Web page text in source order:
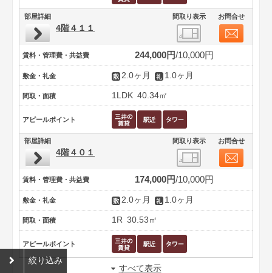
部屋詳細 間取り表示 お問合せ
4階４１１
賃料・管理費・共益費 244,000円 10,000円
敷金・礼金 2.0ヶ月 1.0ヶ月
間取・面積 1LDK 40.34㎡
アピールポイント
部屋詳細 間取り表示 お問合せ
4階４０１
賃料・管理費・共益費 174,000円 10,000円
敷金・礼金 2.0ヶ月 1.0ヶ月
間取・面積 1R 30.53㎡
アピールポイント
すべて表示
絞り込み